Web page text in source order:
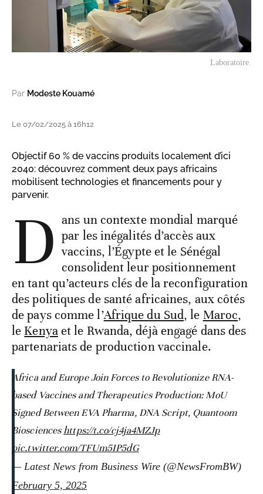
Laboratoire.
Par Modeste Kouamé
Le 07/02/2025 à 16h12
Objectif 60 % de vaccins produits localement d’ici
2040: découvrez comment deux pays africains
mobilisent technologies et financements pour y
parvenir.
D ans un contexte mondial marqué
par les inégalités d’accès aux
vaccins, l’Égypte et le Sénégal
consolident leur positionnement
en tant qu’acteurs clés de la reconfiguration
des politiques de santé africaines, aux côtés
de pays comme l’Afrique du Sud, le Maroc,
le Kenyaet le Rwanda, déjà engagé dans des
partenariats de production vaccinale.
Africa and Europe Join Forces to Revolutionize RNA-
based Vaccines and Therapeutics Production: MoU
Signed Between EVA Pharma, DNA Script, Quantoom
Bioscienceshttps://t.co/cj4ja4MZJp
pic.twitter.com/TFUm5IP5dG
— Latest News from Business Wire (@NewsFromBW)
February 5, 2025